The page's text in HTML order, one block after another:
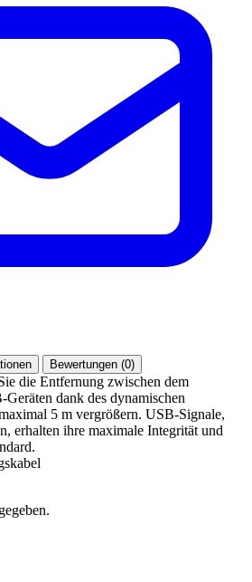
Bewertungen (0)
die Entfernung zwischen dem
dank des dynamischen
5 m vergrößern. USB-Signale,
erhalten ihre maximale Integrität und